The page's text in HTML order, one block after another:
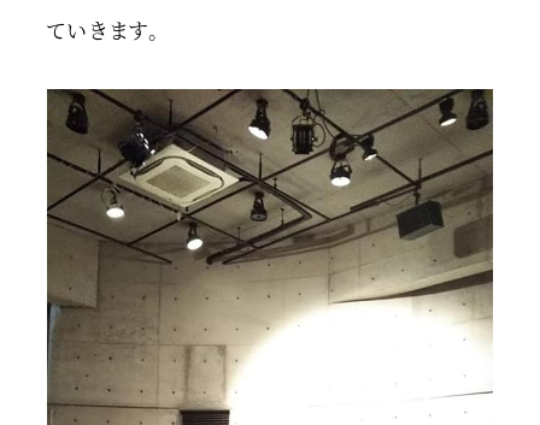
ていきます。